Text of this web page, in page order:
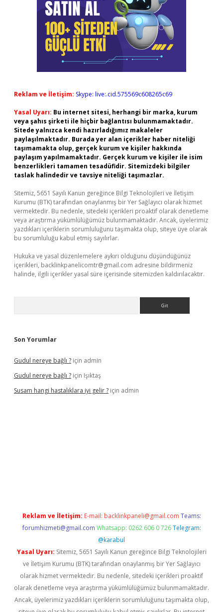
Reklam ve İletişim: Skype: live:.cid.575569c608265c69
Yasal Uyarı: Bu internet sitesi, herhangi bir marka, kurum
veya şahıs şirketi ile hiçbir bağlantısı bulunmamaktadır.
Sitede yalnızca kendi hazırladığımız makaleler
paylaşılmaktadır. Burada yer alan içerikler haber niteliği
taşımamakta olup, gerçek kurum ve kişiler hakkında
paylaşım yapılmamaktadır. Gerçek kurum ve kişiler ile isim
benzerlikleri tamamen tesadüfidir. Sitemizdeki bilgiler
taslak halindedir ve tavsiye niteliği taşımazlar.
Sitemiz, 5651 Sayılı Kanun gereğince Bilgi Teknolojileri ve İletişim
Kurumu (BTK) tarafından onaylanmış bir Yer Sağlayıcı olarak hizmet
vermektedir. Bu nedenle, sitedeki içerikleri proaktif olarak denetleme
veya araştırma yükümlülüğümüz bulunmamaktadır. Ancak, üyelerimiz
yazdıkları içeriklerin sorumluluğunu taşımakta olup, siteye üye olarak
bu sorumluluğu kabul etmiş sayılırlar.
Hukuka ve yasal düzenlemelere aykırı olduğunu düşündüğünüz
içerikleri, backlinkpanelicomtr@gmail.com adresine bildirmeniz
halinde, ilgili içerikler yasal süre içerisinde sitemizden kaldırılacaktır.
Son Yorumlar
Gudul nereye bağlı ? için admin
Gudul nereye bağlı ? için Işıktaş
Susam hangi hastalıklara iyi gelir ? için admin
Reklam ve İletişim: E-mail: backlinkpaneli@gmail.com Teams:
forumhizmeti@gmail.com Whatsapp: 0262 606 0 726 Telegram:
@karabul
Yasal Uyarı: Sitemiz, 5651 Sayılı Kanun gereğince Bilgi Teknolojileri
ve İletişim Kurumu (BTK) tarafından onaylanmış bir Yer Sağlayıcı
olarak hizmet vermektedir. Bu nedenle, sitedeki içerikleri proaktif
olarak denetleme veya araştırma yükümlülüğümüz bulunmamaktadır.
Ancak, üyelerimiz yazdıkları içeriklerin sorumluluğunu taşımakta olup,